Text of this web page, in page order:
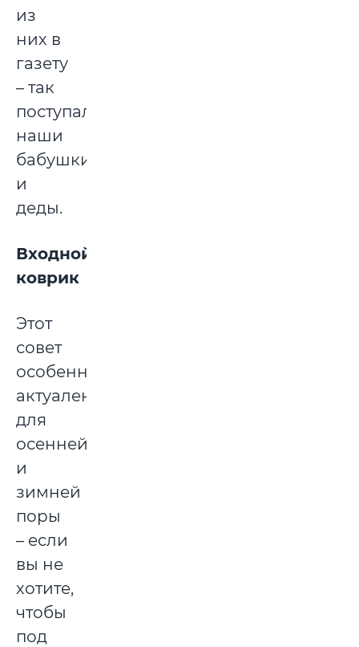
из
них в
газету
– так
поступали
наши
бабушки
и
деды.
Входной
коврик
Этот
совет
особенно
актуален
для
осенней
и
зимней
поры
– если
вы не
хотите,
чтобы
под